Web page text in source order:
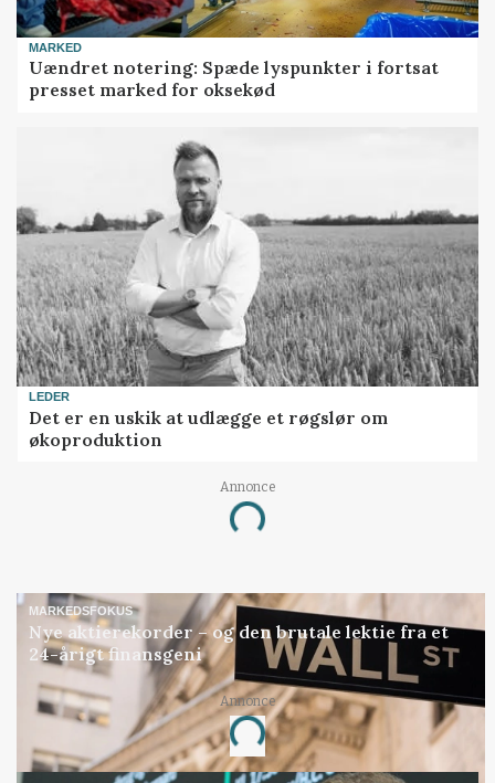
MARKED
Uændret notering: Spæde lyspunkter i fortsat
presset marked for oksekød
LEDER
Det er en uskik at udlægge et røgslør om
økoproduktion
Annonce
Loading...
MARKEDSFOKUS
Nye aktierekorder – og den brutale lektie fra et
24-årigt finansgeni
Annonce
Loading...